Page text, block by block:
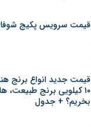
قیمت سرویس پکیج شوفاژ
۱۰ کیلویی برنج طبیعت،
بخریم؟ + جدول